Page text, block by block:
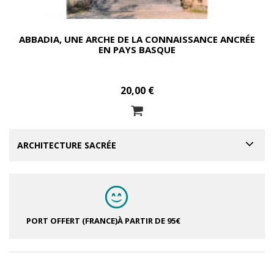
ABBADIA, UNE ARCHE DE LA CONNAISSANCE ANCRÉE
EN PAYS BASQUE
20,00 €
ARCHITECTURE SACRÉE
PORT OFFERT (FRANCE)À PARTIR DE 95€